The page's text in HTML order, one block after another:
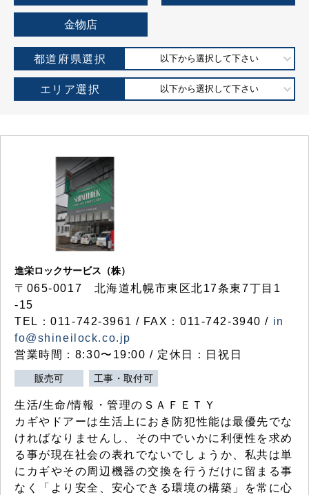
金物店
都道府県選択 以下から選択して下さい
エリア選択 以下から選択して下さい
進栄ロックサービス（株）
〒065-0017 北海道札幌市東区北17条東7丁目1
-15
TEL：011-742-3961 / FAX：011-742-3940 / in
fo@shineilock.co.jp
営業時間：8:30〜19:00 / 定休日：日祝日
販売可 工事・取付可
生活/生命/情報・管理のＳＡＦＥＴＹ
カギやドアーは生活上におき防犯性能は最優先でな
ければなりませんし、その中でいかに利便性を求め
る事が現在社会の表れでないでしょうか、私共は単
にカギやその周辺機器の交換を行うだけに留まる事
なく「より安全、安心できる環境の構築」を常に心